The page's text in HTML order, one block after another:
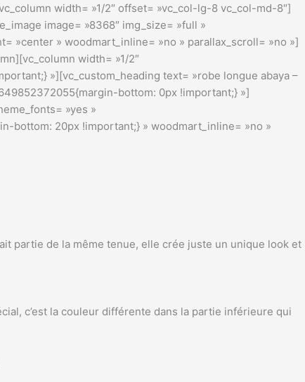
width= »1/2″ offset= »vc_col-lg-8 vc_col-md-8″]
image= »8368″ img_size= »full »
»center » woodmart_inline= »no » parallax_scroll= »no »]
width= »1/2″
»][vc_custom_heading text= »robe longue abaya –
bottom: 0px !important;} »]
»yes »
bottom: 20px !important;} » woodmart_inline= »no »
partie de la même tenue, elle crée juste un unique look et
c’est la couleur différente dans la partie inférieure qui